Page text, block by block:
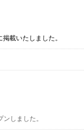
載いたしました。
しました。